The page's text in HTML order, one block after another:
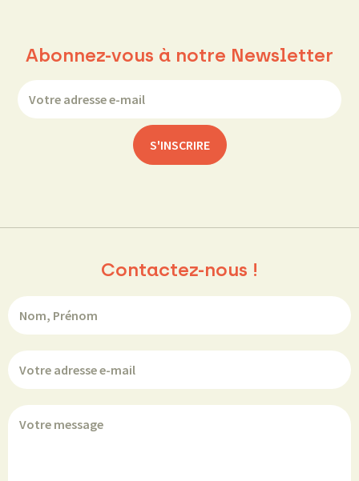
Abonnez-vous à notre Newsletter
Contactez-nous !